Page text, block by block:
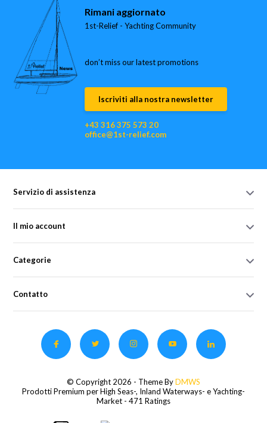
Rimani aggiornato
1st-Relief - Yachting Community
don’t miss our latest promotions
Iscriviti alla nostra newsletter
+43 316 375 573 20
office@1st-relief.com
Servizio di assistenza
Il mio account
Categorie
Contatto
© Copyright 2026 - Theme ByDMWS
Prodotti Premium per High Seas-, Inland Waterways- e Yachting-
Market - 471 Ratings